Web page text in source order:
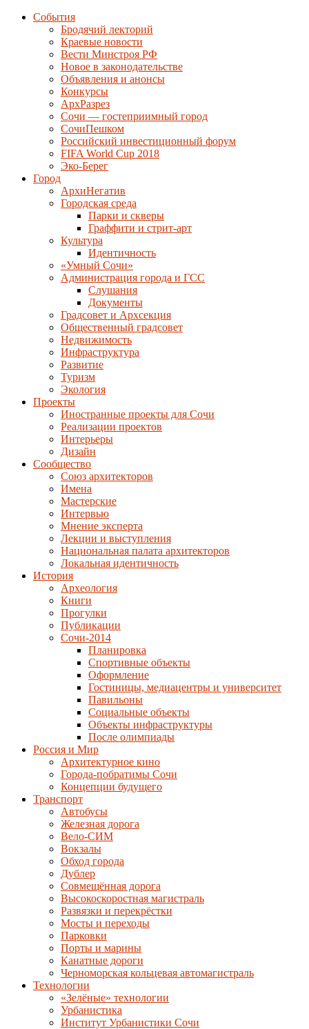
События
Бродячий лекторий
Краевые новости
Вести Минстроя РФ
Новое в законодательстве
Объявления и анонсы
Конкурсы
АрхРазрез
Сочи — гостеприимный город
СочиПешком
Российский инвестиционный форум
FIFA World Cup 2018
Эко-Берег
Город
АрхиНегатив
Городская среда
Парки и скверы
Граффити и стрит-арт
Культура
Идентичность
«Умный Сочи»
Администрация города и ГСС
Слушания
Документы
Градсовет и Архсекция
Общественный градсовет
Недвижимость
Инфраструктура
Развитие
Туризм
Экология
Проекты
Иностранные проекты для Сочи
Реализации проектов
Интерьеры
Дизайн
Сообщество
Союз архитекторов
Имена
Мастерские
Интервью
Мнение эксперта
Лекции и выступления
Национальная палата архитекторов
Локальная идентичность
История
Археология
Книги
Прогулки
Публикации
Сочи-2014
Планировка
Спортивные объекты
Оформление
Гостиницы, медиацентры и университет
Павильоны
Социальные объекты
Объекты инфраструктуры
После олимпиады
Россия и Мир
Архитектурное кино
Города-побратимы Сочи
Концепции будущего
Транспорт
Автобусы
Железная дорога
Вело-СИМ
Вокзалы
Обход города
Дублер
Совмещённая дорога
Высокоскоростная магистраль
Развязки и перекрёстки
Мосты и переходы
Парковки
Порты и марины
Канатные дороги
Черноморская кольцевая автомагистраль
Технологии
«Зелёные» технологии
Урбанистика
Институт Урбанистики Сочи